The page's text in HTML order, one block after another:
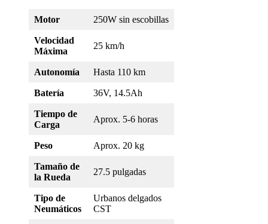
Motor 250W sin escobillas
Velocidad
Máxima
25 km/h
Autonomía Hasta 110 km
Batería 36V, 14.5Ah
Tiempo de
Carga
Aprox. 5-6 horas
Peso Aprox. 20 kg
Tamaño de
la Rueda
27.5 pulgadas
Tipo de
Neumáticos
Urbanos delgados
CST